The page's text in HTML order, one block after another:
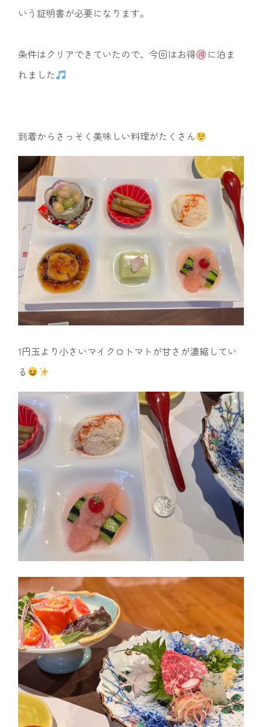
いう証明書が必要になります。
条件はクリアできていたので、今回はお得
に泊ま
れました
到着からさっそく美味しい料理がたくさん
1円玉より小さいマイクロトマトが甘さが濃縮してい
る